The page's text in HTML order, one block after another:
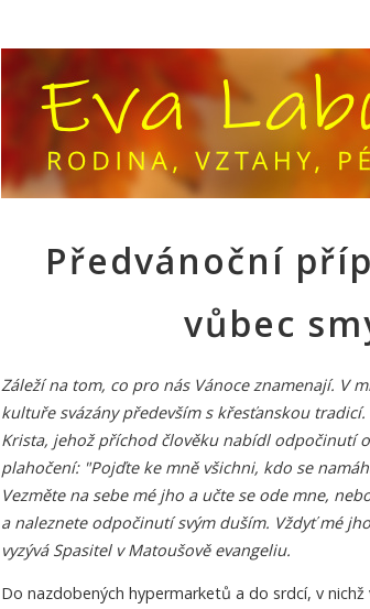
Předvánoční
vůbec
Záleží na tom, co pro nás Vánoce znamenají. V
kultuře svázány především s křesťanskou
Krista, jehož příchod člověku nabídl odpočinutí
plahočení: "Pojďte ke mně všichni, kdo se
Vezměte na sebe mé jho a učte se ode mne,
a naleznete odpočinutí svým duším. Vždyť mé
vyzývá Spasitel v Matoušově evangeliu.
Do nazdobených hypermarketů a do srdcí, v